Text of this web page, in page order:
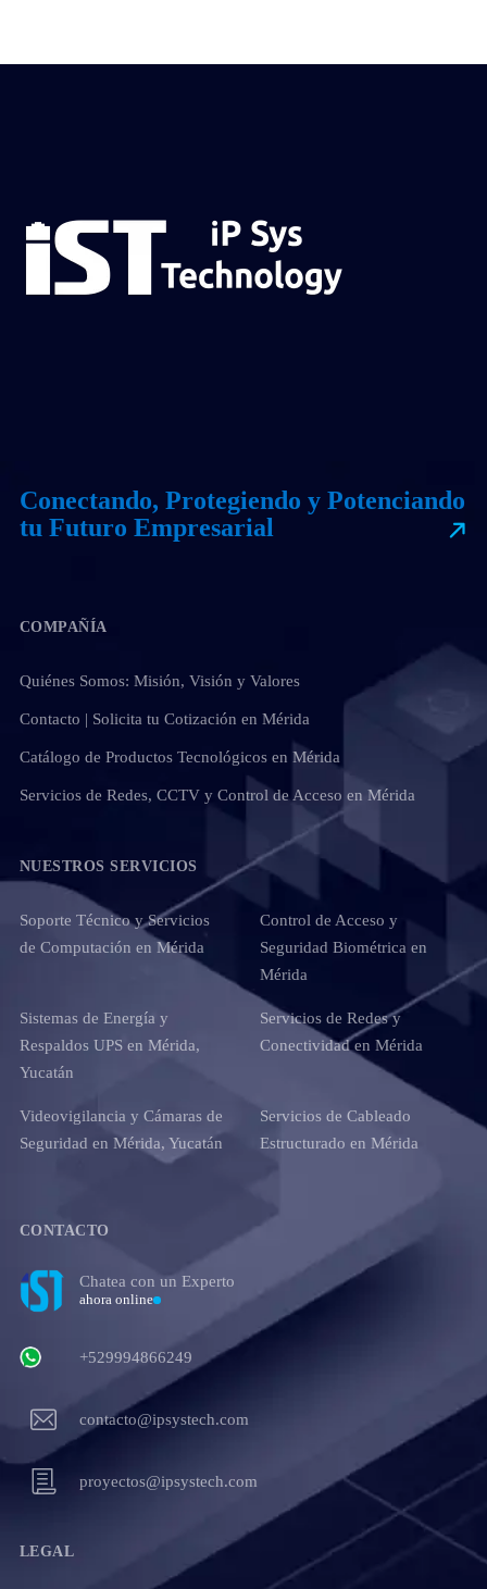
Conectando, Protegiendo y Potenciando
tu Futuro Empresarial
COMPAÑÍA
Quiénes Somos: Misión, Visión y Valores
Contacto | Solicita tu Cotización en Mérida
Catálogo de Productos Tecnológicos en Mérida
Servicios de Redes, CCTV y Control de Acceso en Mérida
NUESTROS SERVICIOS
Soporte Técnico y Servicios
de Computación en Mérida
Control de Acceso y
Seguridad Biométrica en
Mérida
Sistemas de Energía y
Respaldos UPS en Mérida,
Yucatán
Servicios de Redes y
Conectividad en Mérida
Videovigilancia y Cámaras de
Seguridad en Mérida, Yucatán
Servicios de Cableado
Estructurado en Mérida
CONTACTO
Chatea con un Experto
ahora online
+529994866249
contacto@ipsystech.com
proyectos@ipsystech.com
LEGAL